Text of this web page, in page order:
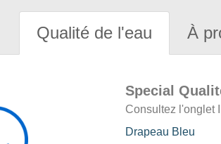
Qualité de l'eau À
Special
Consultez l'onglet
Drapeau Bleu